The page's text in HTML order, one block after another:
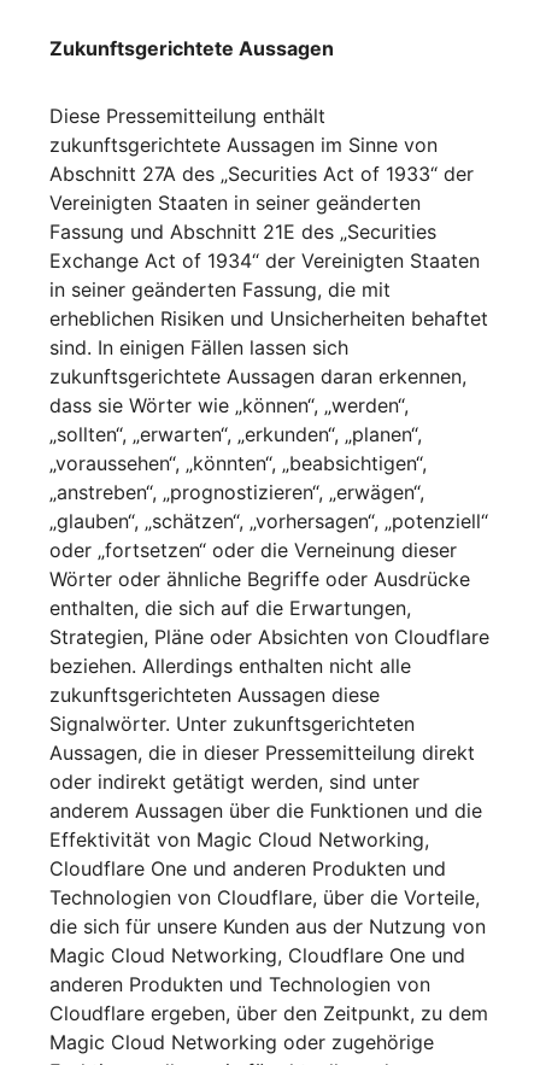
Zukunftsgerichtete Aussagen
Diese Pressemitteilung enthält
zukunftsgerichtete Aussagen im Sinne von
Abschnitt 27A des „Securities Act of 1933“ der
Vereinigten Staaten in seiner geänderten
Fassung und Abschnitt 21E des „Securities
Exchange Act of 1934“ der Vereinigten Staaten
in seiner geänderten Fassung, die mit
erheblichen Risiken und Unsicherheiten behaftet
sind. In einigen Fällen lassen sich
zukunftsgerichtete Aussagen daran erkennen,
dass sie Wörter wie „können“, „werden“,
„sollten“, „erwarten“, „erkunden“, „planen“,
„voraussehen“, „könnten“, „beabsichtigen“,
„anstreben“, „prognostizieren“, „erwägen“,
„glauben“, „schätzen“, „vorhersagen“, „potenziell“
oder „fortsetzen“ oder die Verneinung dieser
Wörter oder ähnliche Begriffe oder Ausdrücke
enthalten, die sich auf die Erwartungen,
Strategien, Pläne oder Absichten von Cloudflare
beziehen. Allerdings enthalten nicht alle
zukunftsgerichteten Aussagen diese
Signalwörter. Unter zukunftsgerichteten
Aussagen, die in dieser Pressemitteilung direkt
oder indirekt getätigt werden, sind unter
anderem Aussagen über die Funktionen und die
Effektivität von Magic Cloud Networking,
Cloudflare One und anderen Produkten und
Technologien von Cloudflare, über die Vorteile,
die sich für unsere Kunden aus der Nutzung von
Magic Cloud Networking, Cloudflare One und
anderen Produkten und Technologien von
Cloudflare ergeben, über den Zeitpunkt, zu dem
Magic Cloud Networking oder zugehörige